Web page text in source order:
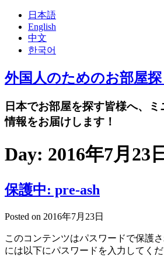
日本語
English
中文
한국어
外国人のためのお部屋
日本でお部屋を探す皆様へ、
情報をお届けします！
Day: 2016年7月23日
保護中: pre-ash
Posted on 2016年7月23日
このコンテンツはパスワードで保護
には以下にパスワードを入力してくだ